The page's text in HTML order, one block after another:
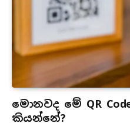
මොනවද මේ QR
කියන්නේ?